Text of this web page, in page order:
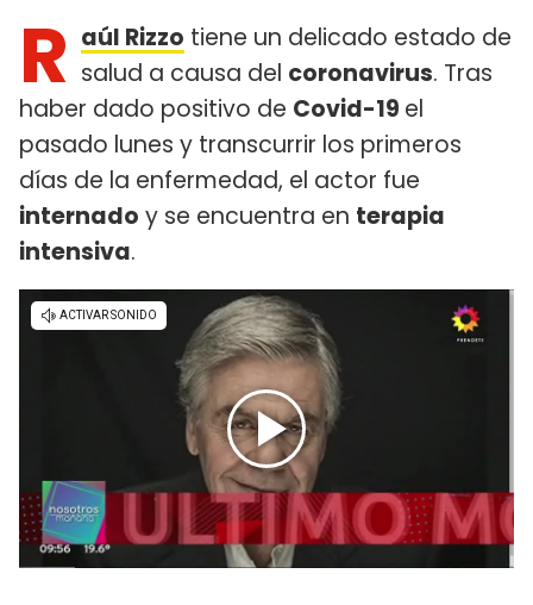
R aúl Rizzo tiene un delicado estado de
salud a causa del coronavirus. Tras
haber dado positivo de Covid-19 el
pasado lunes y transcurrir los primeros
días de la enfermedad, el actor fue
internado y se encuentra en terapia
intensiva.